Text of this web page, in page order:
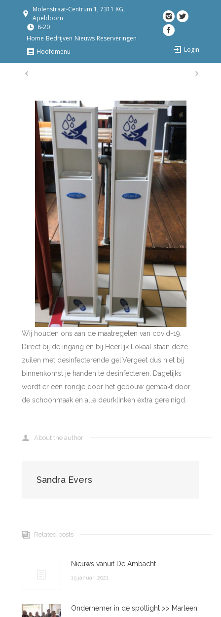
Molenstraat-Centrum 1, 7311 XG,
Apeldoorn
8-20
Home Bedrijven Nieuws Reserveringen
Hoofdmenu
Login
Wij houden ons aan de maatregelen van covid-19.
Direct bij de ingang en bij Heerlijk Lokaal staan deze
zuilen met desinfecterende gel.Vergeet dus niet bij
binnenkomst je handen te desinfecteren. Dagelijks
wordt er een rondje door het gebouw gemaakt door
de schoonmaak en alle deurklinken extra gereinigd.
About the author
Sandra Evers
Related posts
Nieuws vanuit De Ambacht
15 januari 2021
Ondernemer in de spotlight >> Marleen